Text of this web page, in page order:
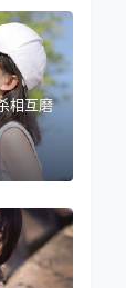
相互磨